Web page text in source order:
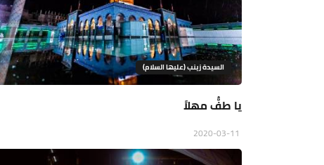
السيدة زينب (عليها السلام)
يا طفُّ مهلاً